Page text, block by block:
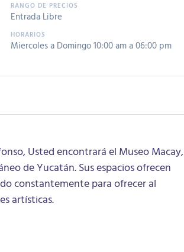
Entrada Libre
Miercoles a Domingo 10:00 am a 06:00 pm
Usted encontrará el Museo Macay,
de Yucatán. Sus espacios ofrecen
constantemente para ofrecer al
artísticas.